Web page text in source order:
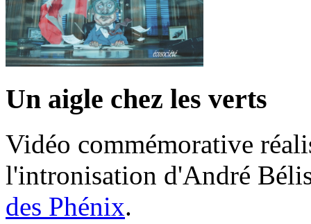
Un aigle chez les verts
Vidéo commémorative
l'intronisation d'André
des Phénix.